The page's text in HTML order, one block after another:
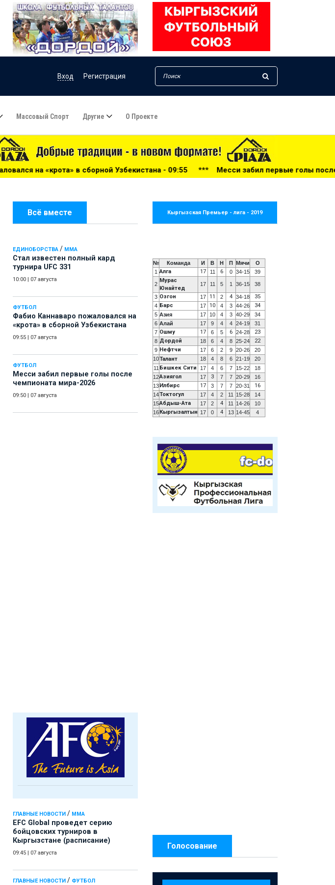
Вход Регистрация
Массовый Спорт Другие О Проекте
Узбекистана - 09:55 ***Месси забил первые голы после чемпионата мира-
Всё вместе
ЕДИНОБОРСТВА / ММА
Стал известен полный кард
турнира UFC 331
10:00 07 августа
ФУТБОЛ
Фабио Каннаваро пожаловался на
«крота» в сборной Узбекистана
09:55 07 августа
ФУТБОЛ
Месси забил первые голы после
чемпионата мира-2026
09:50 07 августа
ГЛАВНЫЕ НОВОСТИ / ММА
EFC Global проведет серию
бойцовских турниров в
Кыргызстане (расписание)
09:45 07 августа
ГЛАВНЫЕ НОВОСТИ / ФУТБОЛ
Кыргызская Премьер - лига - 2019
№ Команда И В Н П Мячи
О
1 Алга 17 11 6 0 34-15 39
2
Мурас
Юнайтед
17 11 5 1 36-15 38
3 Озгон 17 11 2 4 34-18 35
4 Барс 17 10 4 3 44-26 34
5 Азия 17 10 4 3 40-29
34
6 Алай 17 9 4 4 24-19
31
7 Ошму 17 6 5 6 24-28 23
8 Дордой 18 6 4 8 25-24 22
9 Нефтчи 17 6 2 9 20-26
20
10Талант 18 4 8 6 21-19
20
11 Бишкек Сити 17 4 6 7 15-22
18
12Азиягол 17 3 7 7 20-29
16
13 Илбирс 17 3 7 7 20-31 16
14Токтогул 17 4 2 11 15-28
14
15Абдыш-Ата 17 2 4 11 14-26
10
16 Кыргызалтын 17 0 4 13 14-45 4
Голосование